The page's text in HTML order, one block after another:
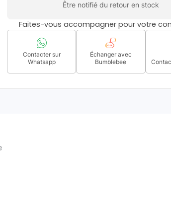
Être notifié du retour en stock
Faites-vous accompagner pour votre
Contacter sur
Whatsapp
Échanger avec
Bumblebee